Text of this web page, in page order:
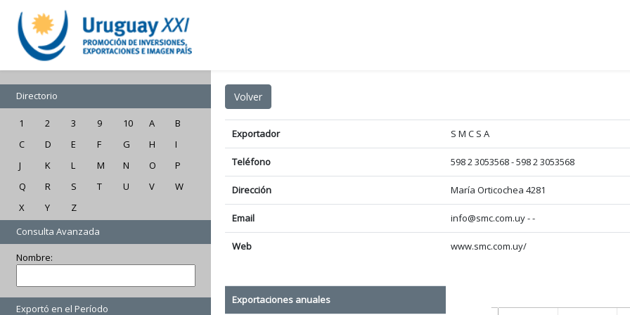
Directorio
1 2 3 9 10 A
B
C
D E F G H
I
J
K L M N O
P
Q
R S T U V
W
X
Y
Z
Consulta Avanzada
Nombre:
Exportó en el Período
Exportador S M C S A
Teléfono 598 2 3053568 - 598 2 3053568
Dirección María Orticochea 4281
Email info@smc.com.uy - -
Web www.smc.com.uy/
Exportaciones anuales